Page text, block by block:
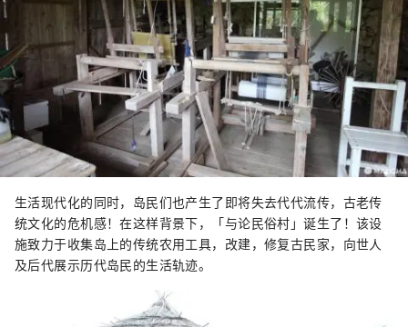
生活现代化的同时，岛民们也产生了即将失去代代流传，古老传
统文化的危机感！在这样背景下，「与论民俗村」诞生了！该设
施致力于收集岛上的传统农用工具，改建，修复古民家，向世人
及后代展示历代岛民的生活轨迹。